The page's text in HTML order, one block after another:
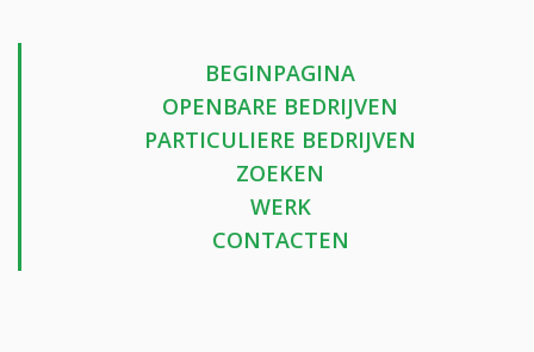
BEGINPAGINA
OPENBARE BEDRIJVEN
PARTICULIERE BEDRIJVEN
ZOEKEN
WERK
CONTACTEN